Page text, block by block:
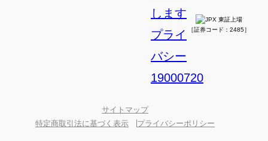
［証券コード：2485］
サイトマップ
特定商取引法に基づく表示
プライバシーポリシー